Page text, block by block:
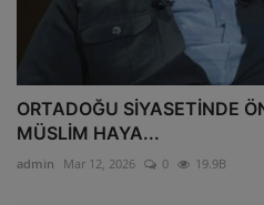
ORTADOĞU SİYASETİNDE
MÜSLİM HAYA...
admin Mar 12, 2026 0 19.9B